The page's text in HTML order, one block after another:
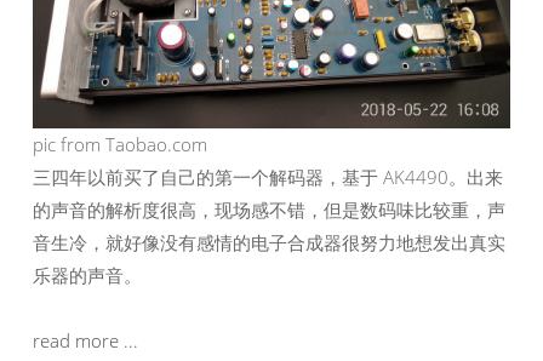
pic from Taobao.com
三四年以前买了自己的第一个解码器，基于 AK4490。出来
的声音的解析度很高，现场感不错，但是数码味比较重，声
音生冷，就好像没有感情的电子合成器很努力地想发出真实
乐器的声音。
read more ...